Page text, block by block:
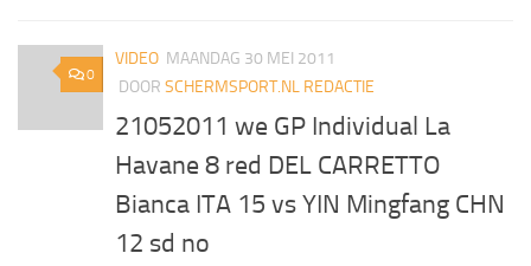
0
VIDEO MAANDAG 30 MEI 2011
DOOR SCHERMSPORT.NL REDACTIE
21052011 we GP Individual La
Havane 8 red DEL CARRETTO
Bianca ITA 15 vs YIN Mingfang CHN
12 sd no